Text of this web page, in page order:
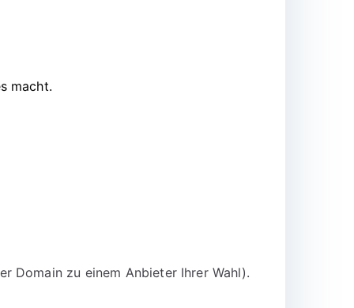
macht.
Domain zu einem Anbieter Ihrer Wahl).